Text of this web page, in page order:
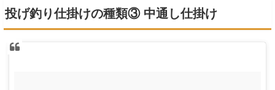
投げ釣り仕掛けの種類③ 中通し仕掛け